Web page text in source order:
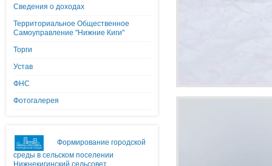
Сведения о доходах
Территориальное Общественное
Самоуправление "Нижние Киги"
Торги
Устав
ФНС
Фотогалерея
Формирование городской
среды в сельском поселении
Нижнекигинский сельсовет